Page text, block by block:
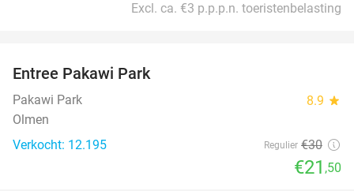
Excl. ca. €3 p.p.p.n. toeristenbelasting
Entree Pakawi Park
Pakawi Park 8.9 star
Olmen
Verkocht: 12.195
Regulier €30
€21 ,50